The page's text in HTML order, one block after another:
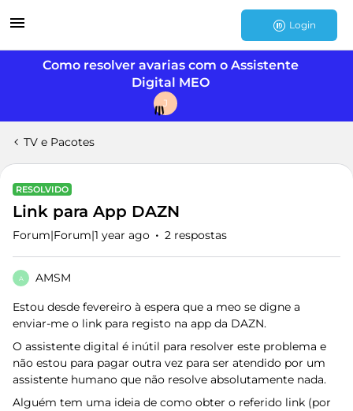
Login
Como resolver avarias com o Assistente
Digital MEO
J
TV e Pacotes
RESOLVIDO
Link para App DAZN
Forum|Forum|1 year ago 2 respostas
A AMSM
Estou desde fevereiro à espera que a meo se digne a
enviar-me o link para registo na app da DAZN.
O assistente digital é inútil para resolver este problema e
não estou para pagar outra vez para ser atendido por um
assistente humano que não resolve absolutamente nada.
Alguém tem uma ideia de como obter o referido link (por